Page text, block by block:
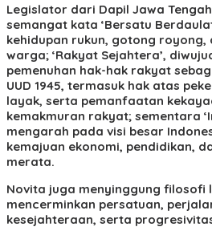
Legislator dari Dapil Jawa
semangat kata ‘Bersatu
kehidupan rukun, gotong
warga; ‘Rakyat Sejahtera’,
pemenuhan hak-hak rakyat
UUD 1945, termasuk hak atas
layak, serta pemanfaatan
kemakmuran rakyat; sementara
mengarah pada visi besar
kemajuan ekonomi, pendidikan,
merata.
Novita juga menyinggung filosofi
mencerminkan persatuan,
kesejahteraan, serta